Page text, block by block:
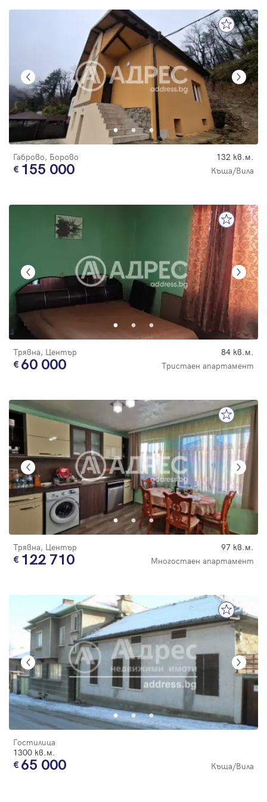
Габрово, Борово 132 кв.м.
155 000 Къща/Вила
Трявна, Център 84 кв.м.
60 000 Тристаен апартамент
Трявна, Център 97 кв.м.
122 710 Многостаен апартамент
Гостилица
1300 кв.м.
65 000 Къща/Вила